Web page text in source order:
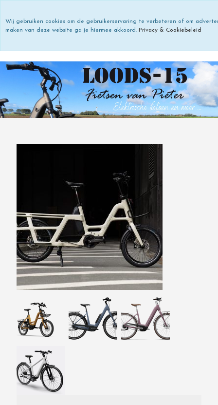
Wij gebruiken cookies om de gebruikerservaring te verbeteren of om
maken van deze website ga je hiermee akkoord. Privacy & Cookiebeleid